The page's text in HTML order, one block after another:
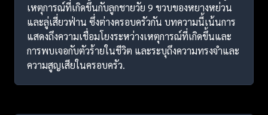
เหตุการณ์ที่เกิดขึ้นกับลูกชายวัย 9 ขวบของหยางหย่วน
และลู่เสี่ยวฟ่าน ซึ่งต่างครอบครัวกัน บทความนี้เน้นการ
แสดงถึงความเชื่อมโยงระหว่างเหตุการณ์ที่เกิดขึ้นและ
การพบเจอกับตัวร้ายในชีวิต และระบุถึงความทรงจำและ
ความสูญเสียในครอบครัว.